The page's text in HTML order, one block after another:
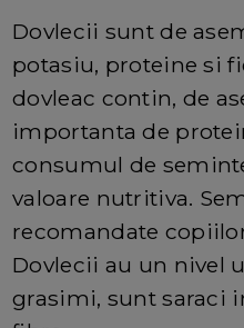
Dovlecii sunt de
potasiu, proteine ​​si
dovleac contin, de
importanta de
consumul de
valoare nutritiva.
recomandate
Dovlecii au un nivel
grasimi, sunt saraci